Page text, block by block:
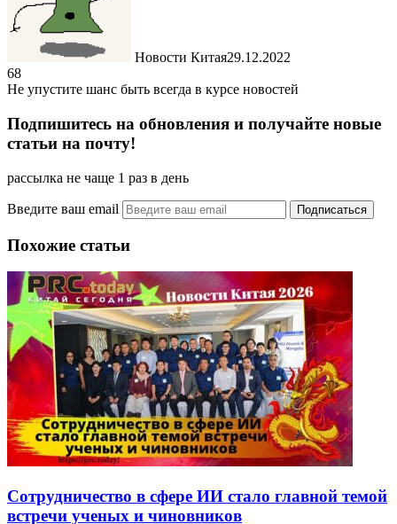
Новости Китая29.12.2022
68
Не упустите шанс быть всегда в курсе новостей
Подпишитесь на обновления и получайте новые
статьи на почту!
рассылка не чаще 1 раз в день
Введите ваш email
Похожие статьи
Сотрудничество в сфере ИИ стало главной темой
встречи ученых и чиновников